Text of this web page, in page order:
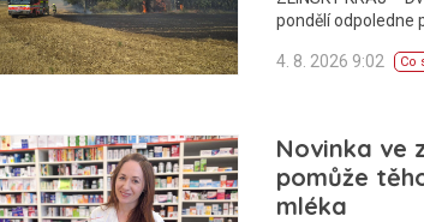
pondělí odpoledne
4. 8. 2026 9:02 Co
Novinka ve
pomůže
mléka